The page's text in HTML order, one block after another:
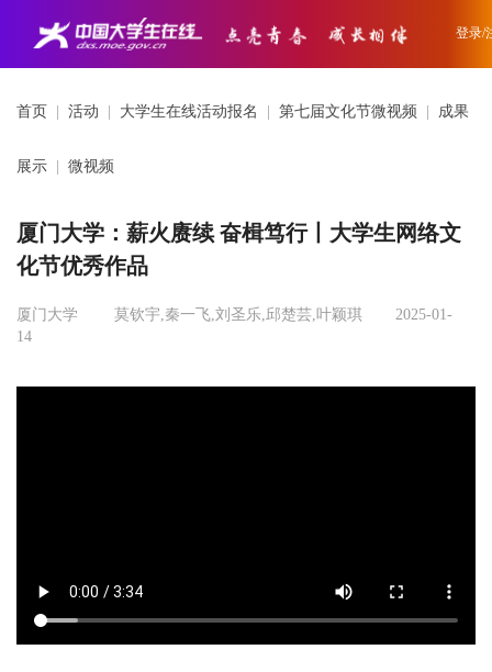
登录/
首页 活动 大学生在线活动报名 第七届文化节微视频 成果
展示 微视频
厦门大学：薪火赓续 奋楫笃行丨大学生网络文
化节优秀作品
厦门大学 莫钦宇,秦一飞,刘圣乐,邱楚芸,叶颖琪
2025-01-
14